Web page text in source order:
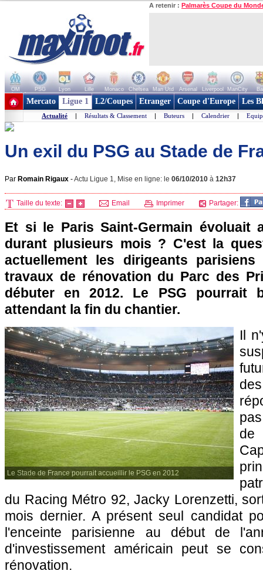
A retenir : Palmarès Coupe du
OM PSG Lyon Lille Monaco Chelsea Man Utd Arsenal Liverpool ManCity
+ de clubs
Mercato Ligue 1 L2/Coupes Etranger Coupe d'Europe Les
Actualité | Résultats & Classement | Buteurs | Calendrier |
Un exil du PSG au Stade de
Par Romain Rigaux -Actu Ligue 1, Mise en ligne: le 06/10/2010 à 12h37
Taille du texte: Email Imprimer Partager:
Et si le Paris Saint-Germain évoluait
durant plusieurs mois ? C'est la
actuellement les dirigeants
travaux de rénovation du Parc des
débuter en 2012. Le PSG pourrait
attendant la fin du chantier.
Le Stade de France pourrait accueillir le PSG en 2012
Il
du Racing Métro 92, Jacky Lorenzetti,
mois dernier. A présent seul candidat
l'enceinte parisienne au début de
d'investissement américain peut se
rénovation.